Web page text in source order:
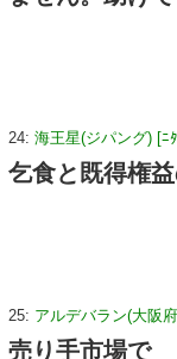
24: 海王星(ジパング) [ﾆ
乞食と既得権
25: アルデバラン(大阪
売り手市場で